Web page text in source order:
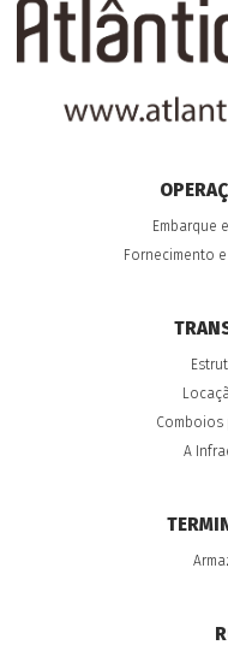
Embarque
Fornecimento
Comboios
A